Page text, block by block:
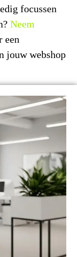
focussen
Neem
een
jouw webshop